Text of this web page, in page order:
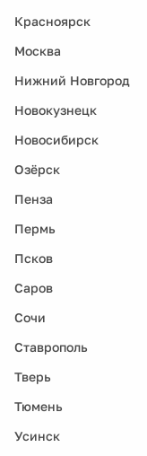
Красноярск
Москва
Нижний Новгород
Новокузнецк
Новосибирск
Озёрск
Пенза
Пермь
Псков
Саров
Сочи
Ставрополь
Тверь
Тюмень
Усинск